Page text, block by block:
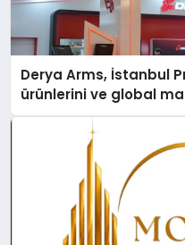
Derya Arms, İstanbul
ürünlerini ve global